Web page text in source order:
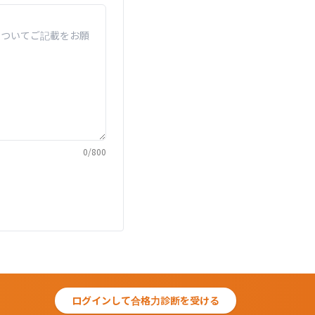
0/800
ログインして合格力診断を受ける